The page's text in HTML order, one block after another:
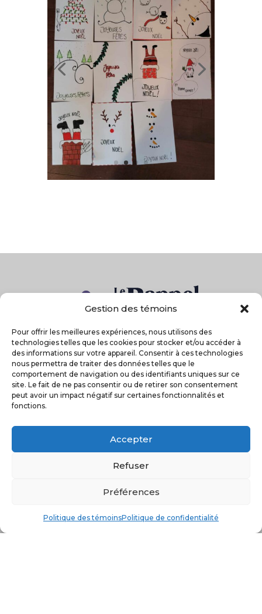
Gestion des témoins
Pour offrir les meilleures expériences, nous utilisons des
technologies telles que les cookies pour stocker et/ou accéder à
des informations sur votre appareil. Consentir à ces technologies
nous permettra de traiter des données telles que le
comportement de navigation ou des identifiants uniques sur ce
site. Le fait de ne pas consentir ou de retirer son consentement
peut avoir un impact négatif sur certaines fonctionnalités et
fonctions.
Accepter
Refuser
Préférences
Politique des témoinsPolitique de confidentialité
9200, 22eavenue
418-227-2025
